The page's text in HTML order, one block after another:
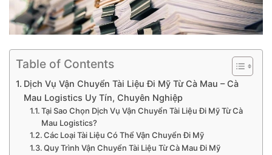
Table of Contents
Dịch Vụ Vận Chuyển Tài Liệu Đi Mỹ Từ Cà Mau – Cà
Mau Logistics Uy Tín, Chuyên Nghiệp
Tại Sao Chọn Dịch Vụ Vận Chuyển Tài Liệu Đi Mỹ Từ Cà
Mau Logistics?
Các Loại Tài Liệu Có Thể Vận Chuyển Đi Mỹ
Quy Trình Vận Chuyển Tài Liệu Từ Cà Mau Đi Mỹ